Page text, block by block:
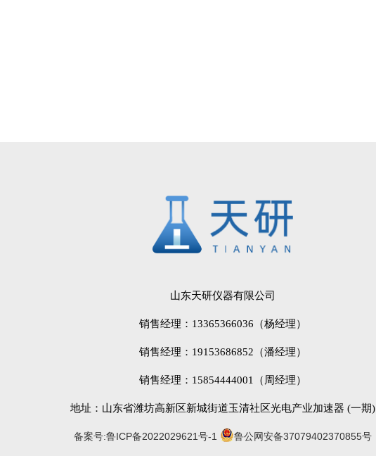
山东天研仪器有限公司
销售经理：13365366036（杨经理）
销售经理：19153686852（潘经理）
销售经理：15854444001（周经理）
地址：山东省潍坊高新区新城街道玉清社区光电产业加速器 (一期)
备案号:鲁ICP备2022029621号-1 鲁公网安备37079402370855号